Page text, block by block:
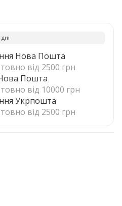
днi
Нова Пошта
від 2500 грн
Пошта
від 10000 грн
Укрпошта
від 2500 грн